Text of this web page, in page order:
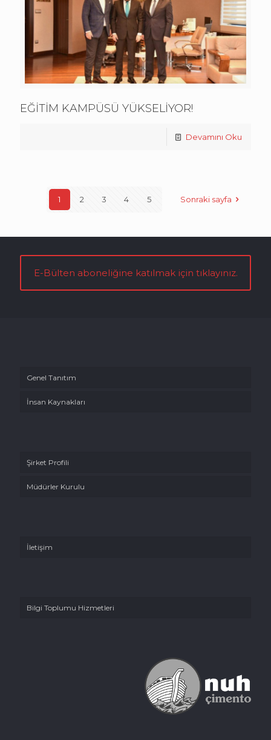
EĞİTİM KAMPÜSÜ YÜKSELİYOR!
Devamını Oku
1 2 3 4 5 Sonraki sayfa
E-Bülten aboneliğine katılmak için tıklayınız.
Genel Tanıtım
İnsan Kaynakları
Şirket Profili
Müdürler Kurulu
İletişim
Bilgi Toplumu Hizmetleri